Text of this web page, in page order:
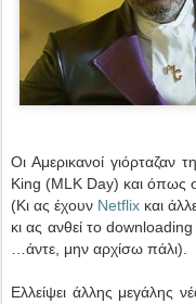
Οι Αμερικανοί γιόρταζαν
King (MLK Day) και όπως
(Κι ας έχουν Netflix και
κι ας ανθεί το downloading
…άντε, μην αρχίσω πάλι).
Ελλείψει άλλης μεγάλης